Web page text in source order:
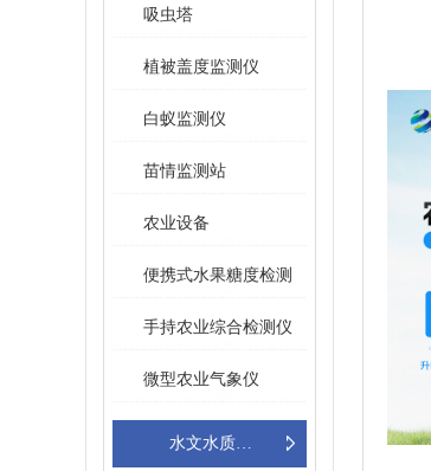
吸虫塔
植被盖度监测仪
白蚁监测仪
苗情监测站
农业设备
便携式水果糖度检测
仪
手持农业综合检测仪
微型农业气象仪
水文水质在线监测设备